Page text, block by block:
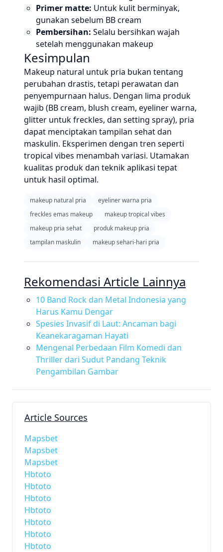
Primer matte: Untuk kulit berminyak,
gunakan sebelum BB cream
Pembersihan: Selalu bersihkan wajah
setelah menggunakan makeup
Kesimpulan
Makeup natural untuk pria bukan tentang
perubahan drastis, tetapi perawatan dan
penyempurnaan halus. Dengan lima produk
wajib (BB cream, blush cream, eyeliner warna,
glitter untuk freckles, dan setting spray), pria
dapat menciptakan tampilan sehat dan
maskulin. Eksperimen dengan tren seperti
tropical vibes menambah variasi. Utamakan
kualitas produk dan teknik aplikasi tepat
untuk hasil optimal.
makeup natural pria
eyeliner warna pria
freckles emas makeup
makeup tropical vibes
makeup pria sehat
produk makeup pria
tampilan maskulin
makeup sehari-hari pria
Rekomendasi Article Lainnya
10 Band Rock dan Metal Indonesia yang
Harus Kamu Dengar
Spesies Invasif di Laut: Ancaman bagi
Keanekaragaman Hayati
Mengenal Perbedaan Film Komedi dan
Thriller dari Sudut Pandang Teknik
Pengambilan Gambar
Article Sources
Mapsbet
Mapsbet
Mapsbet
Hbtoto
Hbtoto
Hbtoto
Hbtoto
Hbtoto
Hbtoto
Hbtoto